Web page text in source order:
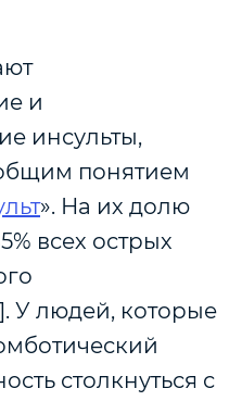
и
инсульты,
понятием
». На их долю
всех острых
У людей, которые
столкнуться с